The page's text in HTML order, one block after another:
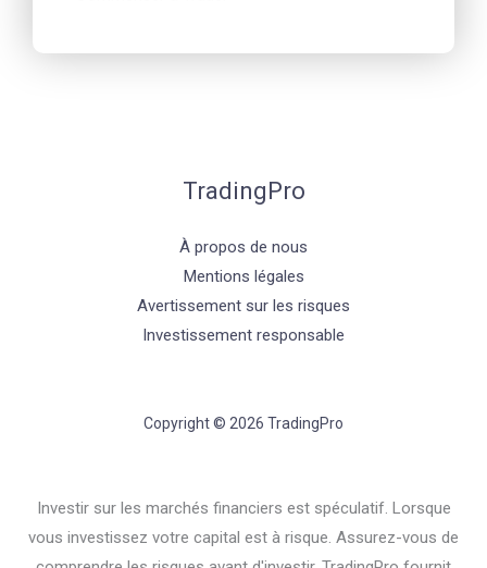
TradingPro
À propos de nous
Mentions légales
Avertissement sur les risques
Investissement responsable
Copyright © 2026 TradingPro
Investir sur les marchés financiers est spéculatif. Lorsque
vous investissez votre capital est à risque. Assurez-vous de